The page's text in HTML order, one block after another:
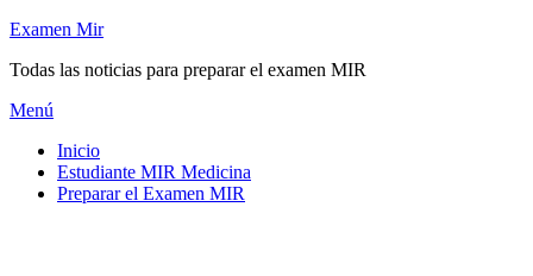
Saltar
contenido
Examen Mir
Todas las noticias para preparar el examen MIR
Menú
Inicio
Estudiante MIR Medicina
Preparar el Examen MIR